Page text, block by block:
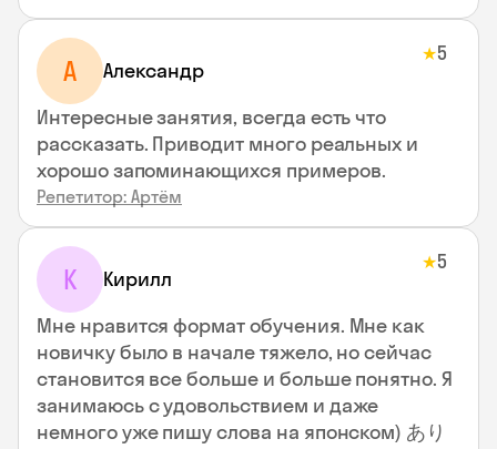
А Александр
★5
Интересные занятия, всегда есть что
рассказать. Приводит много реальных и
хорошо запоминающихся примеров.
Репетитор: Артём
К Кирилл
★5
Мне нравится формат обучения. Мне как
новичку было в начале тяжело, но сейчас
становится все больше и больше понятно. Я
занимаюсь с удовольствием и даже
немного уже пишу слова на японском) あり